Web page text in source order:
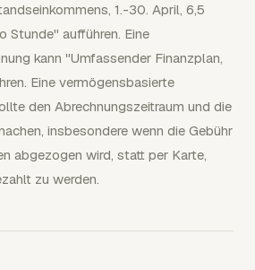
1.-30. April, 6,5
Stunde" aufführen. Eine
kann "Umfassender Finanzplan,
Eine vermögensbasierte
den Abrechnungszeitraum und die
insbesondere wenn die Gebühr
abgezogen wird, statt per Karte,
zu werden.